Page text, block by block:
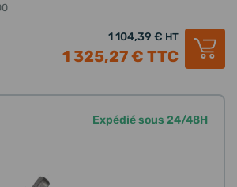
1 104,39 € HT
1 325,27 € TTC
Expédié sous 24/48H